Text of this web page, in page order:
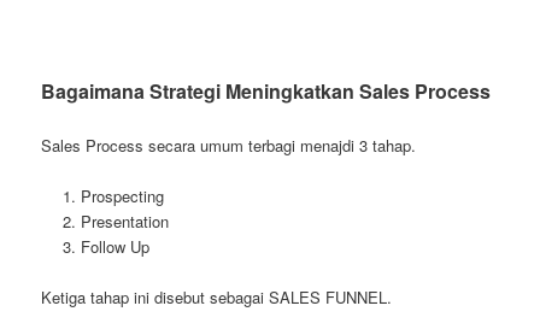
Bagaimana Strategi Meningkatkan Sales Process
Sales Process secara umum terbagi menajdi 3 tahap.
Prospecting
Presentation
Follow Up
Ketiga tahap ini disebut sebagai SALES FUNNEL.